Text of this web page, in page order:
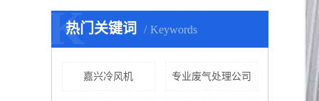
热门关键词 Keywords
K
嘉兴冷风机 专业废气处理公司